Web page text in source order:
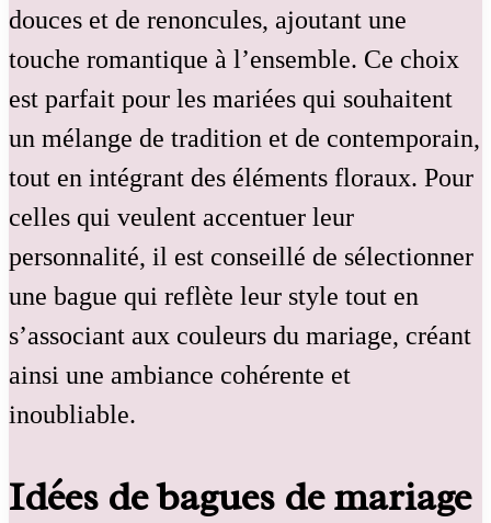
douces et de renoncules, ajoutant une
touche romantique à l’ensemble. Ce choix
est parfait pour les mariées qui souhaitent
un mélange de tradition et de contemporain,
tout en intégrant des éléments floraux. Pour
celles qui veulent accentuer leur
personnalité, il est conseillé de sélectionner
une bague qui reflète leur style tout en
s’associant aux couleurs du mariage, créant
ainsi une ambiance cohérente et
inoubliable.
Idées de bagues de mariage